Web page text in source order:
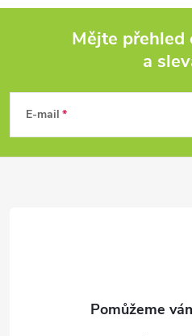
p
Mějte přehled
a
E-mail